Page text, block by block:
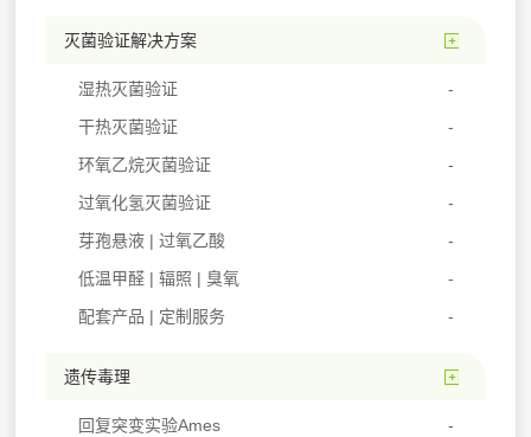
灭菌验证解决方案
湿热灭菌验证
干热灭菌验证
环氧乙烷灭菌验证
过氧化氢灭菌验证
芽孢悬液 | 过氧乙酸
低温甲醛 | 辐照 | 臭氧
配套产品 | 定制服务
遗传毒理
回复突变实验Ames